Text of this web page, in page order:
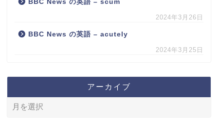
BBC News の英語 – scum
2024年3月26日
BBC News の英語 – acutely
2024年3月25日
アーカイブ